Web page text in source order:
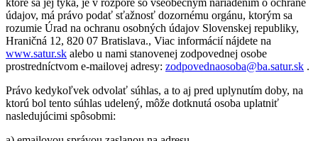
ktoré sa jej týka, je v rozpore so všeobecným nariadením o ochrane
údajov, má právo podať sťažnosť dozornému orgánu, ktorým sa
rozumie Úrad na ochranu osobných údajov Slovenskej republiky,
Hraničná 12, 820 07 Bratislava., Viac informácií nájdete na
www.satur.sk alebo u nami stanovenej zodpovednej osobe
prostredníctvom e-mailovej adresy: zodpovednaosoba@ba.satur.sk .
Právo kedykoľvek odvolať súhlas, a to aj pred uplynutím doby, na
ktorú bol tento súhlas udelený, môže dotknutá osoba uplatniť
nasledujúcimi spôsobmi: